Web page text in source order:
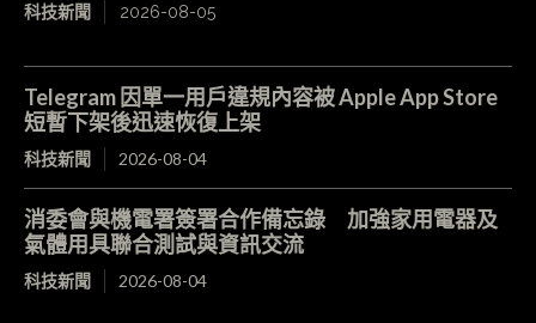
科技新聞 2026-08-05
Telegram 因單一用戶違規內容被 Apple App Store
短暫下架後迅速恢復上架
科技新聞 2026-08-04
消委會與機電署簽署合作備忘錄 加強家用電器及
氣體用具聯合測試與資訊交流
科技新聞 2026-08-04